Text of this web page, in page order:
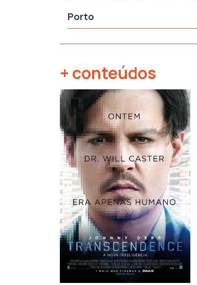
Porto
+ conteúdos
‹